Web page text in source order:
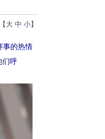
【 大 中 小】
事的热情
们呼